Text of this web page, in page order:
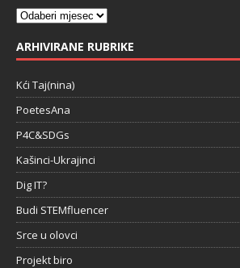
ARHIVIRANE RUBRIKE
Kći Taj(nina)
PoetesAna
P4C&SDGs
Kašinci-Ukrajinci
Dig IT?
Budi STEMfluencer
Srce u olovci
Projekt biro